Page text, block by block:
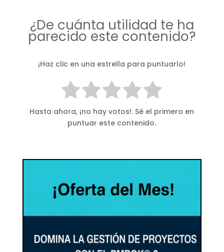
¿De cuánta utilidad te ha
parecido este contenido?
¡Haz clic en una estrella para puntuarlo!
Hasta ahora, ¡no hay votos!. Sé el primero en
puntuar este contenido.